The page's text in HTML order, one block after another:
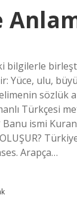
bilgilerle
Yüce, ulu,
Türkçesi
Banu ismi
Arapça…